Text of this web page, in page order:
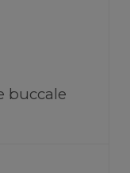
buccale